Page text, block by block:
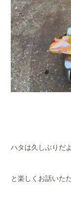
ハタは久しぶりだ
と楽しくお話いた